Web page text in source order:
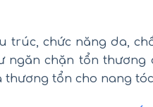
chức năng da,
chặn tổn thương
thương tổn cho nang